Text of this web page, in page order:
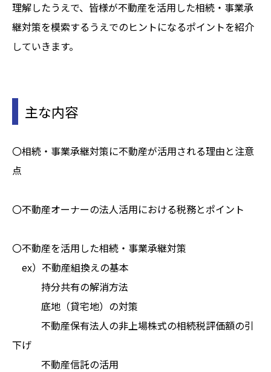
理解したうえで、皆様が不動産を活用した相続・事業承
継対策を模索するうえでのヒントになるポイントを紹介
していきます。
主な内容
〇相続・事業承継対策に不動産が活用される理由と注意
点
〇不動産オーナーの法人活用における税務とポイント
〇不動産を活用した相続・事業承継対策
ex）不動産組換えの基本
持分共有の解消方法
底地（貸宅地）の対策
不動産保有法人の非上場株式の相続税評価額の引
下げ
不動産信託の活用